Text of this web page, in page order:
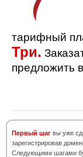
тарифный
Три.
предложить
Первый шаг вы уже
зарегистрировав
Следующими шагами